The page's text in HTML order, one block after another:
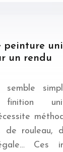
peinture
un rendu
semble
rouleau,
Ces